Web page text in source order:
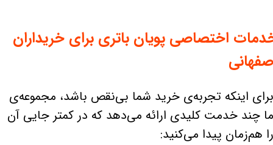
برای اینکه تجربه‌ی خرید شما بی‌نقص باشد، مجموعه‌ی
ما چند خدمت کلیدی ارائه می‌دهد که در کمتر جایی آن
را هم‌زمان پیدا می‌کنید:
اختصاصی پویان باتری برای خریداران